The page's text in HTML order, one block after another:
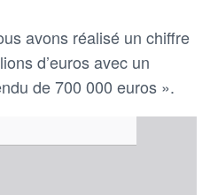
avons réalisé un chiffre
d’euros avec un
de 700 000 euros ».